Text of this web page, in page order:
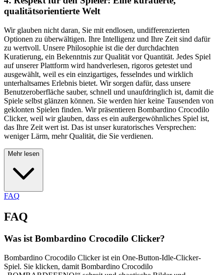
qualitätsorientierte Welt
Wir glauben nicht daran, Sie mit endlosen, undifferenzierten
Optionen zu überwältigen. Ihre Intelligenz und Ihre Zeit sind dafür
zu wertvoll. Unsere Philosophie ist die der durchdachten
Kuratierung, ein Bekenntnis zur Qualität vor Quantität. Jedes Spiel
auf unserer Plattform wird handverlesen, rigoros getestet und
ausgewählt, weil es ein einzigartiges, fesselndes und wirklich
unterhaltsames Erlebnis bietet. Wir sorgen dafür, dass unsere
Benutzeroberfläche sauber, schnell und unaufdringlich ist, damit die
Spiele selbst glänzen können. Sie werden hier keine Tausenden von
geklonten Spielen finden. Wir präsentieren Bombardino Crocodilo
Clicker, weil wir glauben, dass es ein außergewöhnliches Spiel ist,
das Ihre Zeit wert ist. Das ist unser kuratorisches Versprechen:
weniger Lärm, mehr Qualität, die Sie verdienen.
Mehr lesen
FAQ
FAQ
Was ist Bombardino Crocodilo Clicker?
Bombardino Crocodilo Clicker ist ein One-Button-Idle-Clicker-
Spiel. Sie klicken, damit Bombardino Crocodilo